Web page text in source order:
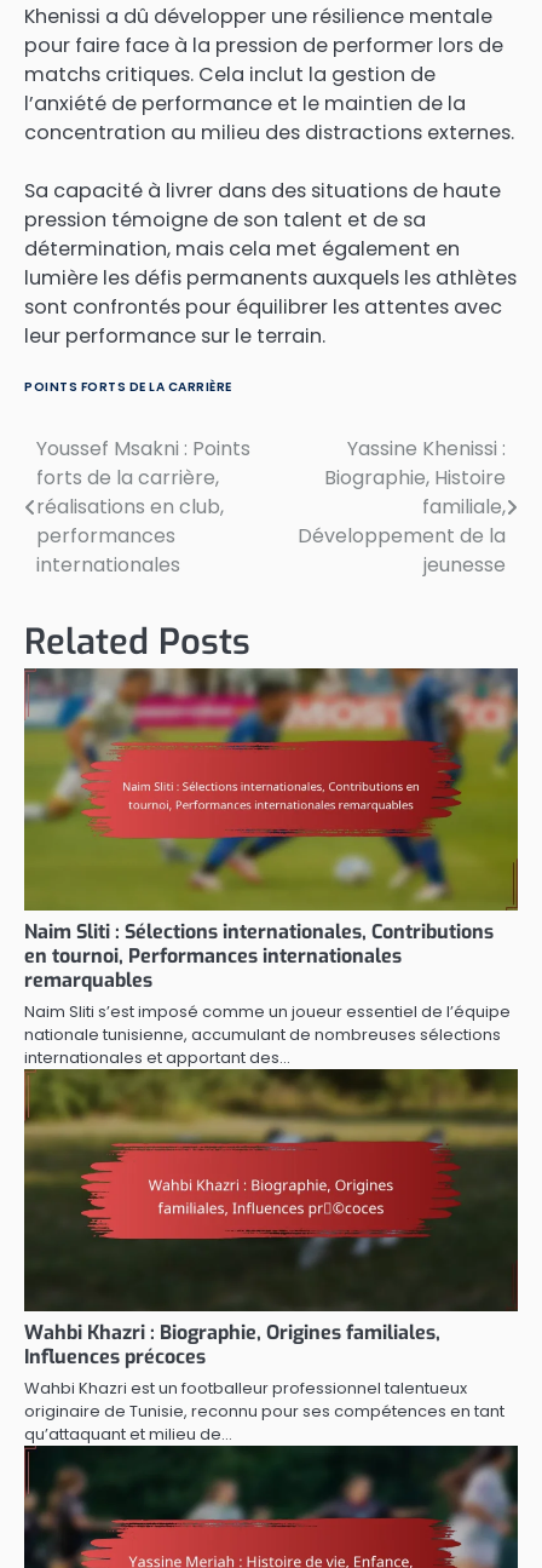
Khenissi a dû développer une résilience mentale
pour faire face à la pression de performer lors de
matchs critiques. Cela inclut la gestion de
l’anxiété de performance et le maintien de la
concentration au milieu des distractions externes.
Sa capacité à livrer dans des situations de haute
pression témoigne de son talent et de sa
détermination, mais cela met également en
lumière les défis permanents auxquels les athlètes
sont confrontés pour équilibrer les attentes avec
leur performance sur le terrain.
POINTS FORTS DE LA CARRIÈRE
Post
navigation
Youssef Msakni : Points
forts de la carrière,
réalisations en club,
performances
internationales
Yassine Khenissi :
Biographie, Histoire
familiale,
Développement de la
jeunesse
Related Posts
Naim Sliti : Sélections internationales, Contributions
en tournoi, Performances internationales
remarquables
Naim Sliti s’est imposé comme un joueur essentiel de l’équipe
nationale tunisienne, accumulant de nombreuses sélections
internationales et apportant des…
Wahbi Khazri : Biographie, Origines familiales,
Influences précoces
Wahbi Khazri est un footballeur professionnel talentueux
originaire de Tunisie, reconnu pour ses compétences en tant
qu’attaquant et milieu de…